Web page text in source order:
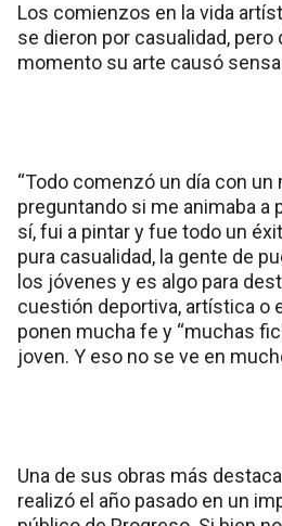
Los comienzos en la vida
se dieron por casualidad,
momento su arte causó
“Todo comenzó un día con
preguntando si me animaba a
sí, fui a pintar y fue todo un
pura casualidad, la gente de
los jóvenes y es algo para
cuestión deportiva, artística o
ponen mucha fe y “muchas
joven. Y eso no se ve en
Una de sus obras más
realizó el año pasado en un